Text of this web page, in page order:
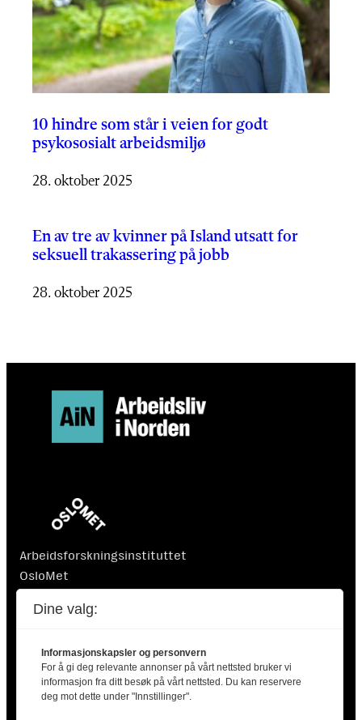
10 hindre som står i veien for godt
psykososialt arbeidsmiljø
28. oktober 2025
En av tre av kvinner på Island utsatt for
seksuell trakassering på jobb
28. oktober 2025
Arbeidsforskningsinstituttet
OsloMet
0130 Oslo
Dine valg:
Informasjonskapsler og personvern
For å gi deg relevante annonser på vårt nettsted bruker vi
informasjon fra ditt besøk på vårt nettsted. Du kan reservere
deg mot dette under "Innstillinger".